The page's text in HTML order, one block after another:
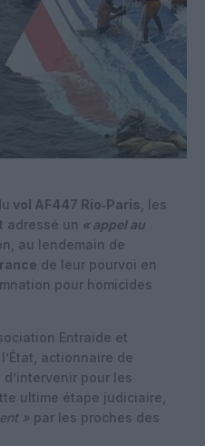
vol AF447 Rio‑Paris , les
adressé un « appel au
au lendemain de
de leur pourvoi en
pour homicides
Entraide et
actionnaire de
pour les
ultime étape judiciaire,
» par les proches des